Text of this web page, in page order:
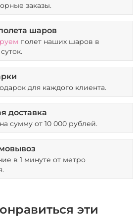
заказы.
шаров
полет наших шаров в
для каждого клиента.
доставка
сумму от 10 000 рублей.
в 1 минуте от метро
эти